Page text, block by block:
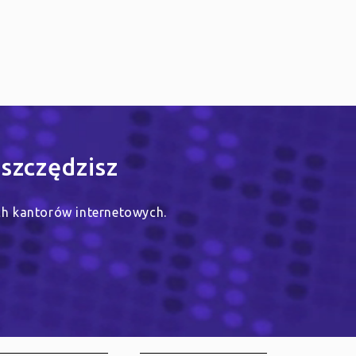
kantorów internetowych.